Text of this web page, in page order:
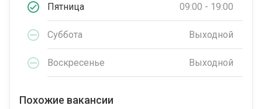
Пятница 09:00 - 19:00
Суббота Выходной
Воскресенье Выходной
Похожие вакансии